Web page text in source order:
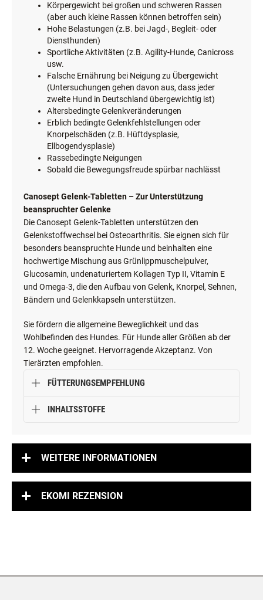
Körpergewicht bei großen und schweren Rassen
(aber auch kleine Rassen können betroffen sein)
Hohe Belastungen (z.B. bei Jagd-, Begleit- oder
Diensthunden)
Sportliche Aktivitäten (z.B. Agility-Hunde, Canicross
usw.
Falsche Ernährung bei Neigung zu Übergewicht
(Untersuchungen gehen davon aus, dass jeder
zweite Hund in Deutschland übergewichtig ist)
Altersbedingte Gelenkveränderungen
Erblich bedingte Gelenkfehlstellungen oder
Knorpelschäden (z.B. Hüftdysplasie,
Ellbogendysplasie)
Rassebedingte Neigungen
Sobald die Bewegungsfreude spürbar nachlässt
Canosept Gelenk-Tabletten – Zur Unterstützung
beanspruchter Gelenke
Die Canosept Gelenk-Tabletten unterstützen den
Gelenkstoffwechsel bei Osteoarthritis. Sie eignen sich für
besonders beanspruchte Hunde und beinhalten eine
hochwertige Mischung aus Grünlippmuschelpulver,
Glucosamin, undenaturiertem Kollagen Typ II, Vitamin E
und Omega-3, die den Aufbau von Gelenk, Knorpel, Sehnen,
Bändern und Gelenkkapseln unterstützen.
Sie fördern die allgemeine Beweglichkeit und das
Wohlbefinden des Hundes. Für Hunde aller Größen ab der
12. Woche geeignet. Hervorragende Akzeptanz. Von
Tierärzten empfohlen.
FÜTTERUNGSEMPFEHLUNG
INHALTSSTOFFE
WEITERE INFORMATIONEN
EKOMI REZENSION